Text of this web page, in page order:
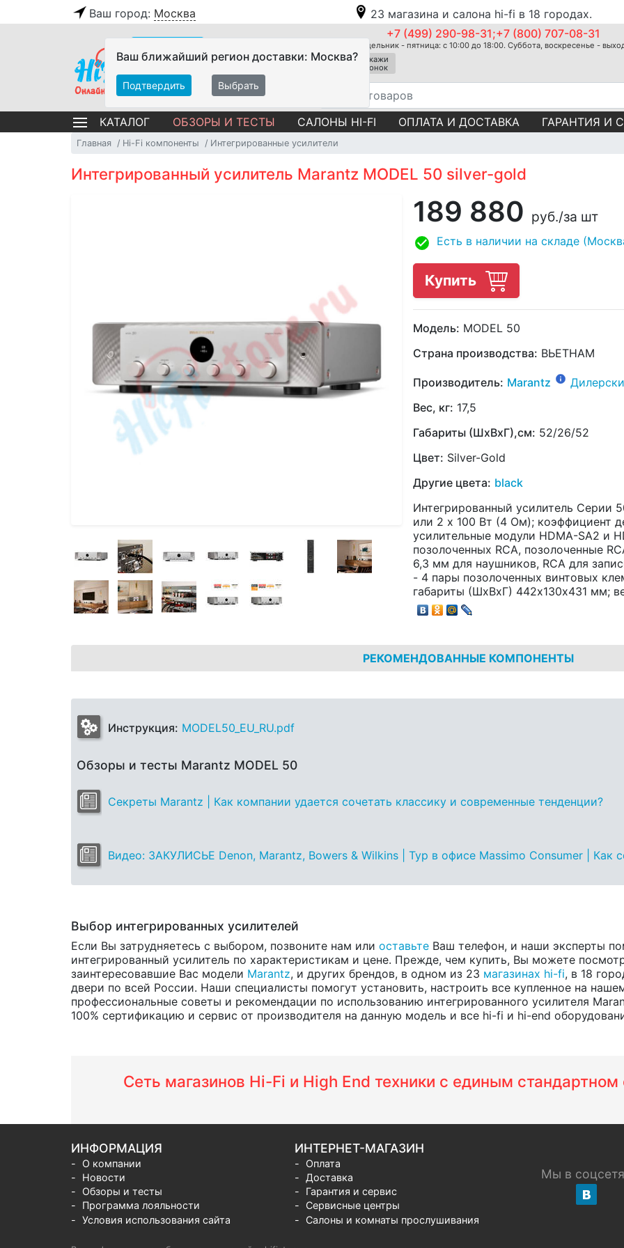
Ваш город: Москва 23 магазина и салона hi-fi в 18 городах.
Ваш ближайший регион доставки: Москва?
Подтвердить Выбрать
+7 (499) 290-98-31;+7 (800) 707-08-31
Понедельник - пятница: с 10:00 до 18:00. Суббота, воскресенье -
Закажи
звонок
КАТАЛОГ ОБЗОРЫ И ТЕСТЫ САЛОНЫ HI-FI ОПЛАТА И ДОСТАВКА ГАРАНТИЯ И
Главная Hi-Fi компоненты Интегрированные усилители
Интегрированный усилитель Marantz MODEL 50 silver-gold
189 880 руб./за шт
Есть в наличии на складе
Купить
Модель: MODEL 50
Страна производства: ВЬЕТНАМ
Производитель: Marantz
Вес, кг: 17,5
Габариты (ШхВхГ),см: 52/26/52
Цвет: Silver-Gold
Другие цвета: black
Интегрированный усилитель
или 2 x 100 Вт (4 Ом); коэффициент
усилительные модули HDMA-SA2 и
позолоченных RCA, позолоченные
6,3 мм для наушников, RCA для
- 4 пары позолоченных винтовых
габариты (ШхВхГ) 442х130х431 мм;
РЕКОМЕНДОВАННЫЕ КОМПОНЕНТЫ
Инструкция: MODEL50_EU_RU.pdf
Обзоры и тесты Marantz MODEL 50
Секреты Marantz | Как компании удается сочетать классику и современные тенденции?
Видео: ЗАКУЛИСЬЕ Denon, Marantz, Bowers & Wilkins | Тур в офисе Massimo Consumer | Как
Выбор интегрированных усилителей
Если Вы затрудняетесь с выбором, позвоните нам или оставьте Ваш телефон, и наши эксперты
интегрированный усилитель по характеристикам и цене. Прежде, чем купить, Вы можете
заинтересовавшие Вас модели Marantz, и других брендов, в одном из 23 магазинах hi-fi, в 18
двери по всей России. Наши специалисты помогут установить, настроить все купленное на
профессиональные советы и рекомендации по использованию интегрированного усилителя
100% сертификацию и сервис от производителя на данную модель и все hi-fi и hi-end
Сеть магазинов Hi-Fi и High End техники с единым
ИНФОРМАЦИЯ
О компании
Новости
Обзоры и тесты
Программа лояльности
Условия использования сайта
ИНТЕРНЕТ-МАГАЗИН
Оплата
Доставка
Гарантия и сервис
Сервисные центры
Салоны и комнаты прослушивания
Мы в